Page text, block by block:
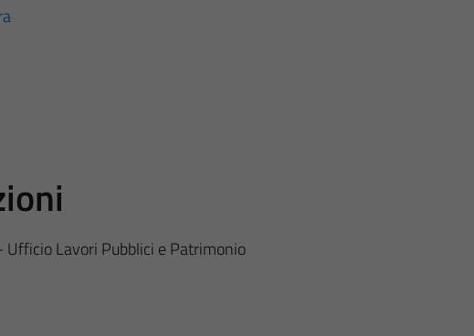
Ufficio Lavori Pubblici e Patrimonio